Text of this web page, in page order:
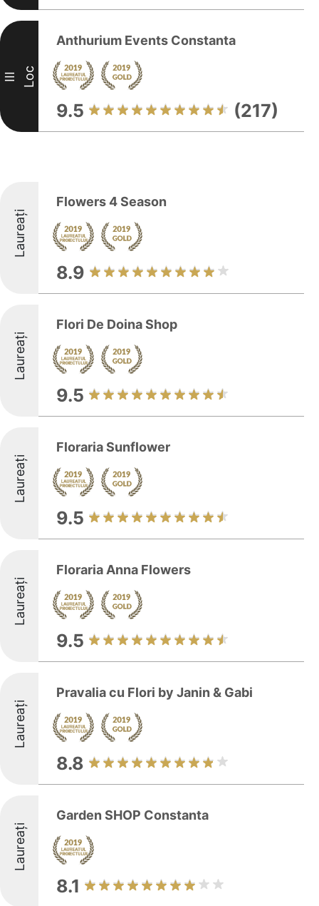
III Loc
Anthurium Events Constanta
9.5 (217)
Laureați
Flowers 4 Season
8.9
Laureați
Flori De Doina Shop
9.5
Laureați
Floraria Sunflower
9.5
Laureați
Floraria Anna Flowers
9.5
Laureați
Pravalia cu Flori by Janin & Gabi
8.8
Laureați
Garden SHOP Constanta
8.1